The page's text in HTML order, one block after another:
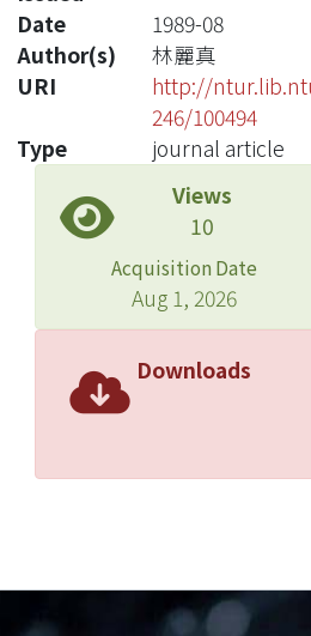
Date
1989-08
Author(s)
林麗真
URI
http://
246/100494
Type
journal article
Views
10
Acquisition Date
Aug 1, 2026
Downloads